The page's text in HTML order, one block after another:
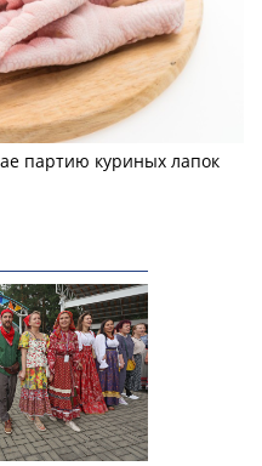
партию куриных лапок